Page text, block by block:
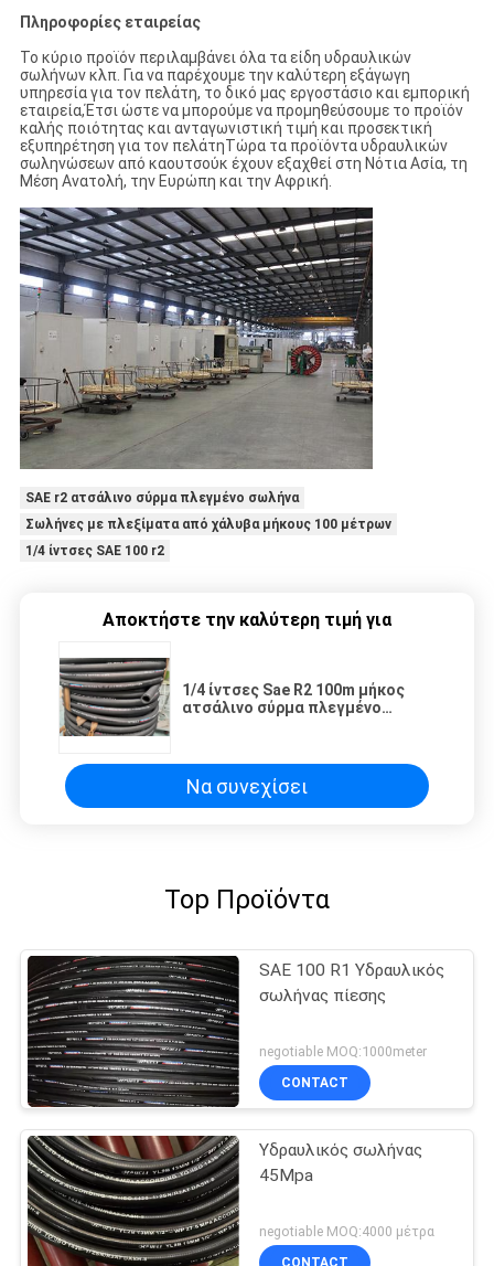
Πληροφορίες εταιρείας
Το κύριο προϊόν περιλαμβάνει όλα τα είδη υδραυλικών
σωλήνων κλπ. Για να παρέχουμε την καλύτερη εξάγωγη
υπηρεσία για τον πελάτη, το δικό μας εργοστάσιο και εμπορική
εταιρεία,Έτσι ώστε να μπορούμε να προμηθεύσουμε το προϊόν
καλής ποιότητας και ανταγωνιστική τιμή και προσεκτική
εξυπηρέτηση για τον πελάτηΤώρα τα προϊόντα υδραυλικών
σωληνώσεων από καουτσούκ έχουν εξαχθεί στη Νότια Ασία, τη
Μέση Ανατολή, την Ευρώπη και την Αφρική.
SAE r2 ατσάλινο σύρμα πλεγμένο σωλήνα
Σωλήνες με πλεξίματα από χάλυβα μήκους 100 μέτρων
1/4 ίντσες SAE 100 r2
Αποκτήστε την καλύτερη τιμή για
1/4 ίντσες Sae R2 100m μήκος
ατσάλινο σύρμα πλεγμένο
Να συνεχίσει
Top Προϊόντα
SAE 100 R1 Υδραυλικός
σωλήνας πίεσης
negotiable MOQ:1000meter
CONTACT
Υδραυλικός σωλήνας
45Mpa
negotiable MOQ:4000 μέτρα
CONTACT